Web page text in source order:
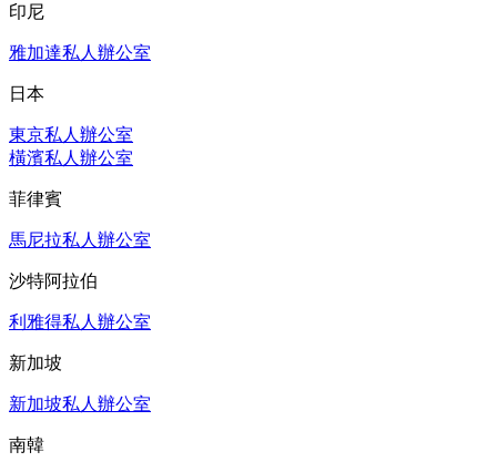
印尼
雅加達私人辦公室
日本
東京私人辦公室
橫濱私人辦公室
菲律賓
馬尼拉私人辦公室
沙特阿拉伯
利雅得私人辦公室
新加坡
新加坡私人辦公室
南韓